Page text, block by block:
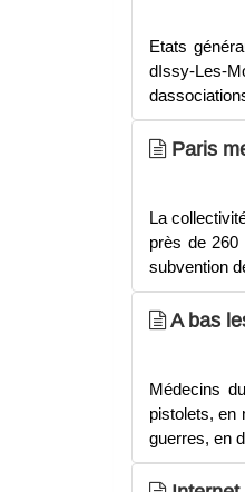
Etats
dIssy-Les-
Paris
La
près de 260
subvention
A bas
Médecins
pistolets, en
guerres, en